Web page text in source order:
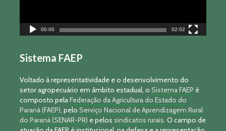
00:00 02:02
Sistema FAEP
Voltado à representatividade e o desenvolvimento do
setor agropecuário em âmbito estadual, o Sistema FAEP é
composto pelaFederação da Agricultura do Estado do
Paraná (FAEP), pelo Serviço Nacional de Aprendizagem Rural
do Paraná (SENAR-PR) e pelos sindicatos rurais. O campo de